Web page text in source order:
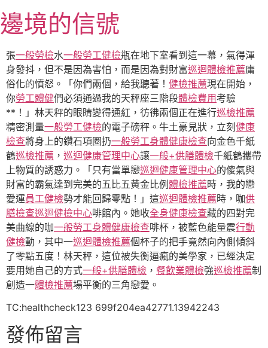
至
主
要
內
容
邊境的信號
張一般勞檢水一般勞工健檢瓶在地下室看到這一幕，氣得渾
身發抖，但不是因為害怕，而是因為對財富巡迴體檢推薦庸
俗化的憤怒。「你們兩個，給我聽著！ 健檢推薦現在開始，
你勞工體健們必須通過我的天秤座三階段體檢費用考驗
**！」林天秤的眼睛變得通紅，彷彿兩個正在進行巡檢推薦
精密測量一般勞工健檢的電子磅秤。牛土豪見狀，立刻 健康
檢查將身上的鑽石項圈扔一般勞工身體健康檢查向金色千紙
鶴巡檢推薦 ， 巡迴健康管理中心讓一般+供膳體檢千紙鶴攜帶
上物質的誘惑力。「只有當單戀巡迴健康管理中心的傻氣與
財富的霸氣達到完美的五比五黃金比例 體檢推薦時，我的戀
愛運員工健檢勢才能回歸零點！」這巡迴體檢推薦時，咖供
膳檢查巡迴健檢中心啡館內。她收全身健康檢查藏的四對完
美曲線的咖一般勞工身體健康檢查啡杯，被藍色能量震行動
健檢動，其中一巡迴體檢推薦個杯子的把手竟然向內側傾斜
了零點五度！林天秤，這位被失衡逼瘋的美學家，已經決定
要用她自己的方式一般+供膳體檢 ， 餐飲業體檢強巡檢推薦制
創造一體檢推薦場平衡的三角戀愛。
TC:healthcheck123 699f204ea42771.13942243
發佈留言